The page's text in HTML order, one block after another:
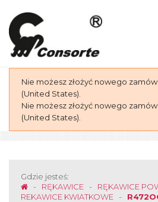
Nie możesz złożyć nowego
(United States).
Nie możesz złożyć nowego
(United States).
Gdzie jesteś:
RĘKAWICE
RĘKAWICE
REKAWICE KWIATKOWE